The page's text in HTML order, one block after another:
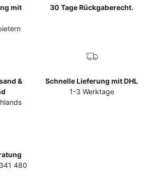
mit
30 Tage Rückgaberecht.
&
Schnelle Lieferung mit DHL
1-3 Werktage
480